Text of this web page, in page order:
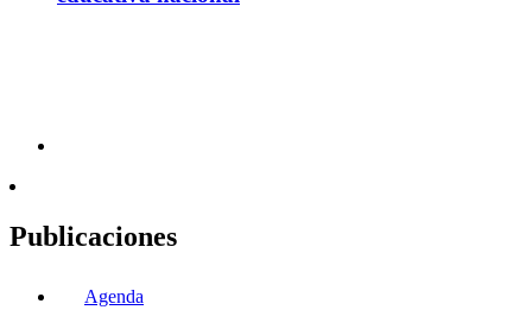
Publicaciones
Agenda